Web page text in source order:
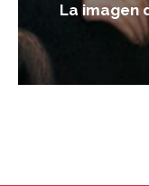
La imagen